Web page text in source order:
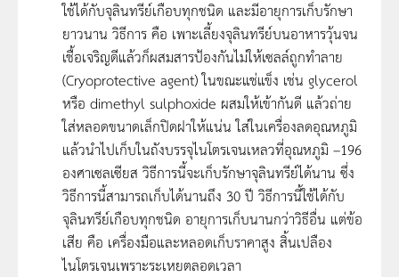
ใช้ได้กับจุลินทรีย์เกือบทุกชนิด และมีอายุการเก็บรักษา
ยาวนาน วิธีการ คือ เพาะเลี้ยงจุลินทรีย์บนอาหารวุ้นจน
เชื้อเจริญดีแล้วก็ผสมสารป้องกันไม่ให้เซลล์ถูกทำลาย
(Cryoprotective agent) ในขณะแช่แข็ง เช่น glycerol
หรือ dimethyl sulphoxide ผสมให้เข้ากันดี แล้วถ่าย
ใส่หลอดขนาดเล็กปิดฝาให้แน่น ใส่ในเครื่องลดอุณหภูมิ
แล้วนำไปเก็บในถังบรรจุไนโตรเจนเหลวที่อุณหภูมิ –196
องศาเซลเซียส วิธีการนี้จะเก็บรักษาจุลินทรีย์ได้นาน ซึ่ง
วิธีการนี้สามารถเก็บได้นานถึง 30 ปี วิธีการนี้ใช้ได้กับ
จุลินทรีย์เกือบทุกชนิด อายุการเก็บนานกว่าวิธีอื่น แต่ข้อ
เสีย คือ เครื่องมือและหลอดเก็บราคาสูง สิ้นเปลือง
ไนโตรเจนเพราะระเหยตลอดเวลา